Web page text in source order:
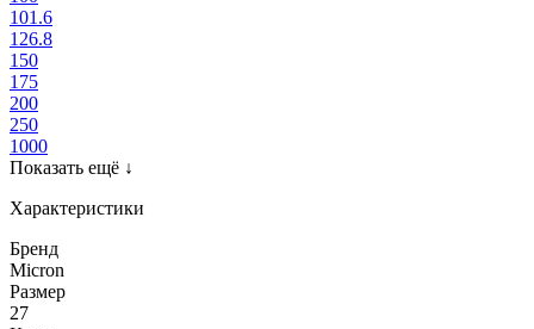
101.6
126.8
150
175
200
250
1000
Показать ещё ↓
Характеристики
Бренд
Micron
Размер
27